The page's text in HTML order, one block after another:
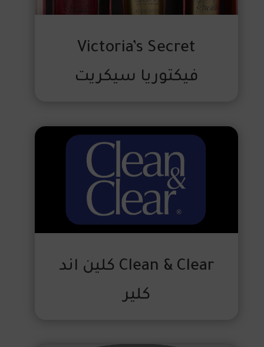
Victoria’s Secret
فيكتوريا سيكريت
Clean & Clear كلين اند
كلير